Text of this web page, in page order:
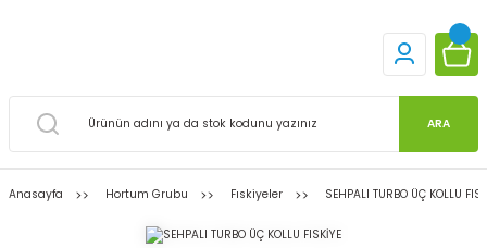
ARA
Anasayfa Hortum Grubu Fıskiyeler SEHPALI TURBO ÜÇ KOLLU